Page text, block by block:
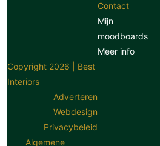
Contact
Mijn
moodboards
Meer info
Copyright 2026 | Best
Interiors
Adverteren
Webdesign
Privacybeleid
Algemene